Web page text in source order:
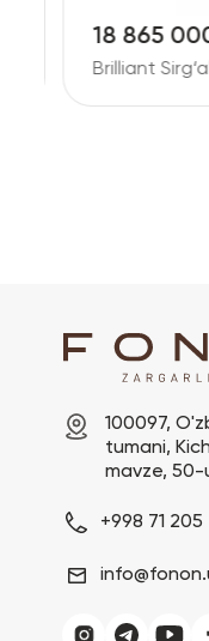
18 865
Brilliant
100097,
tumani,
mavze, 50-
+998 71 205